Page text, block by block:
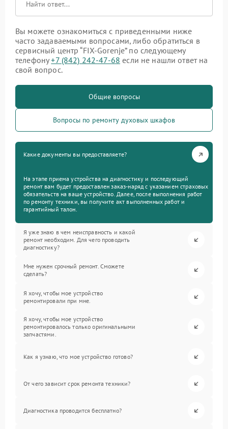
Вы можете ознакомиться с приведенными ниже
часто задаваемыми вопросами, либо обратиться в
сервисный центр “FIX-Gorenje” по следующему
телефону+7 (842) 242-47-68 если не нашли ответ на
свой вопрос.
Общие вопросы
Вопросы по ремонту духовых шкафов
Какие документы вы предоставляете?
На этапе приема устройства на диагностику и последующий
ремонт вам будет предоставлен заказ-наряд с указанием страховых
обязательств на ваше устройство. Далее, после выполнения работ
по ремонту техники, вы получите акт выполненных работ и
гарантийный талон.
Я уже знаю в чем неисправность и какой
ремонт необходим. Для чего проводить
диагностику?
Мне нужен срочный ремонт. Сможете
сделать?
Я хочу, чтобы мое устройство
ремонтировали при мне.
Я хочу, чтобы мое устройство
ремонтировалось только оригинальными
запчастями.
Как я узнаю, что мое устройство готово?
От чего зависит срок ремонта техники?
Диагностика проводится бесплатно?